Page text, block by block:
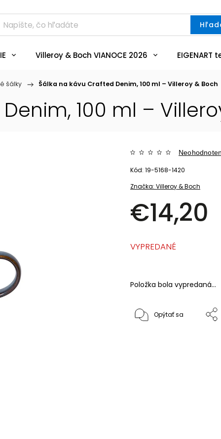
Villeroy & Boch VIANOCE 2026 EIGENART
šálky / Šálka na kávu Crafted Denim, 100 ml – Villeroy & Boch
100 ml –
Značka:Villeroy & Boch
€14,20
Kód: 19-5168-1420
Položka bola vypredaná…
VYPREDANÉ
Opýtať sa